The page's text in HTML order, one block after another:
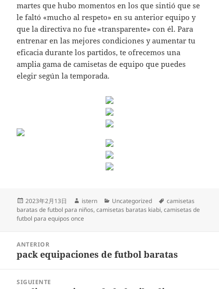
martes que hubo momentos en los que sintió que se
le faltó «mucho al respeto» en su anterior equipo y
que la directiva no fue «transparente» con él. Para
entrenar en las mejores condiciones y aumentar tu
eficacia durante los partidos, te ofrecemos una
amplia gama de camisetas de equipo que puedes
elegir según la temporada.
Publicado
el
2023年2月13日 Autor
istern Categorías
Uncategorized Etiquetas
camisetas
baratas de futbol para niños,camisetas baratas kiabi,camisetas de
futbol para equipos once
entradas
ANTERIOR
Entrada
pack equipaciones de futbol baratas
SIGUIENTE